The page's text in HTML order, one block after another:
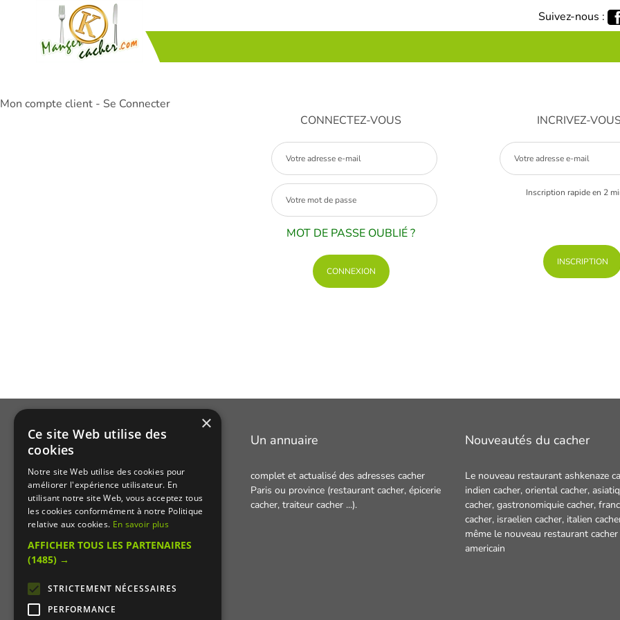
Suivez-nous :
Mon compte client - Se Connecter
CONNECTEZ-VOUS
MOT DE PASSE OUBLIÉ ?
INCRIVEZ-VOUS
Inscription rapide en 2
Manger Cacher
Cacher c'est quoi ?
Liens utiles
Qui sommes-nous ?
Presse
Un annuaire
complet et actualisé des adresses cacher
Paris ou province (restaurant cacher, épicerie
cacher, traiteur cacher ...).
Nouveautés du cacher
Le nouveau restaurant ashkenaze
indien cacher, oriental cacher,
cacher, gastronomiquie cacher,
cacher, israelien cacher, italien
même le nouveau restaurant cacher
americain
×
Ce site Web utilise des
cookies
Notre site Web utilise des cookies pour
améliorer l'expérience utilisateur. En
utilisant notre site Web, vous acceptez tous
les cookies conformément à notre Politique
relative aux cookies. En savoir plus
AFFICHER TOUS LES PARTENAIRES
(1485) →
STRICTEMENT NÉCESSAIRES
PERFORMANCE